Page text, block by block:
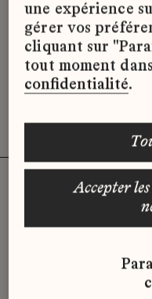
Désolé, il
d’offres
moment.
Vous n'avez
qui
Envoyez-
une expérience
gérer vos
cliquant sur
tout moment
confidentialité.
accepter les cookies strictement